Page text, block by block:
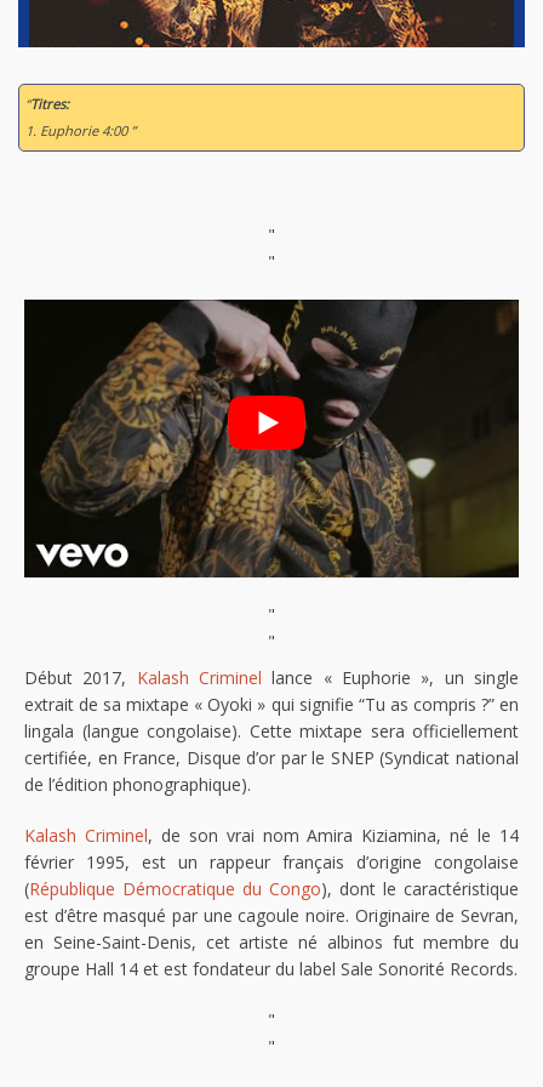
“Titres:
1. Euphorie 4:00 ”
"
"
"
"
Début 2017, Kalash Criminel lance « Euphorie », un single
extrait de sa mixtape « Oyoki » qui signifie “Tu as compris ?” en
lingala (langue congolaise). Cette mixtape sera officiellement
certifiée, en France, Disque d’or par le SNEP (Syndicat national
de l’édition phonographique).
Kalash Criminel, de son vrai nom Amira Kiziamina, né le 14
février 1995, est un rappeur français d’origine congolaise
(République Démocratique du Congo), dont le caractéristique
est d’être masqué par une cagoule noire. Originaire de Sevran,
en Seine-Saint-Denis, cet artiste né albinos fut membre du
groupe Hall 14 et est fondateur du label Sale Sonorité Records.
"
"